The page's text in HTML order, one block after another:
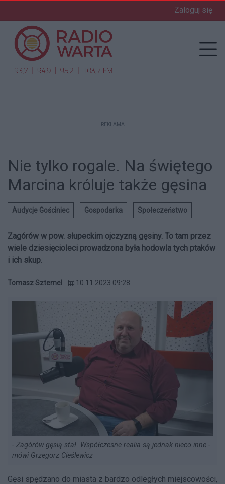
Zaloguj się
REKLAMA
Nie tylko rogale. Na świętego
Marcina króluje także gęsina
Audycje Gościniec Gospodarka Społeczeństwo
Zagórów w pow. słupeckim ojczyzną gęsiny. To tam przez
wiele dziesięcioleci prowadzona była hodowla tych ptaków
i ich skup.
Tomasz Szternel 10.11.2023 09:28
- Zagórów gęsią stał. Współczesne realia są jednak nieco inne -
mówi Grzegorz Cieślewicz
Gęsi spędzano do miasta z bardzo odległych miejscowości,